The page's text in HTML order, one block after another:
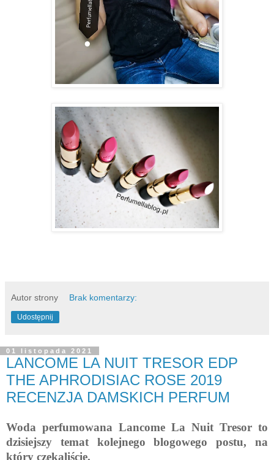
Autor strony Brak komentarzy:
Udostępnij
01 listopada 2021
LANCOME LA NUIT TRESOR EDP
THE APHRODISIAC ROSE 2019
RECENZJA DAMSKICH PERFUM
Woda perfumowana Lancome La Nuit Tresor to
dzisiejszy temat kolejnego blogowego postu, na
który czekaliście.